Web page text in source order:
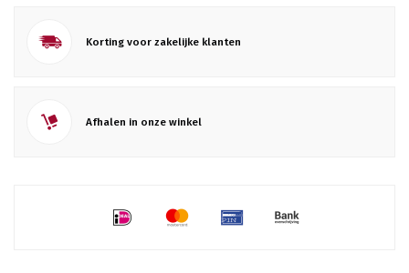
Korting voor zakelijke klanten
Afhalen in onze winkel